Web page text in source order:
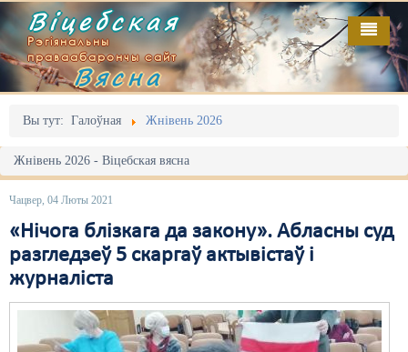
Віцебская
Рэгіянальны
праваабарончы сайт
Вясна
Вы тут: Галоўная Жнівень 2026
Жнівень 2026 - Віцебская вясна
Чацвер, 04 Люты 2021
«Нічога блізкага да закону». Абласны суд
разгледзеў 5 скаргаў актывістаў і
журналіста
Галоўная
Адміністрацыйны перасьлед
Акцыі
Выбары
Грамадзянскія ініцыятывы
Дзяржава
Дыскрымінацыя
Выданьні
Відэа
Пра нас
RSS